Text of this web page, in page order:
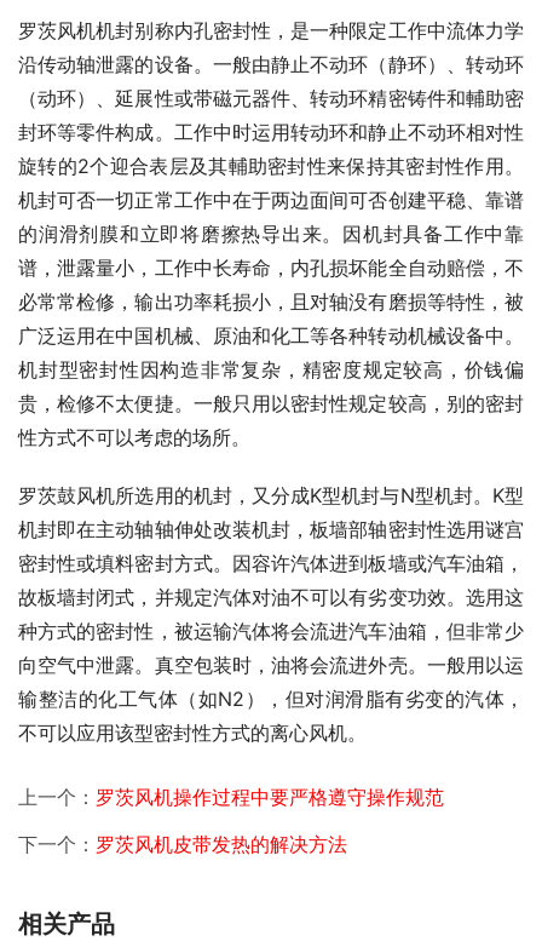
罗茨风机机封别称内孔密封性，是一种限定工作中流体力学
沿传动轴泄露的设备。一般由静止不动环（静环）、转动环
（动环）、延展性或带磁元器件、转动环精密铸件和輔助密
封环等零件构成。工作中时运用转动环和静止不动环相对性
旋转的2个迎合表层及其輔助密封性来保持其密封性作用。
机封可否一切正常工作中在于两边面间可否创建平稳、靠谱
的润滑剂膜和立即将磨擦热导出来。因机封具备工作中靠
谱，泄露量小，工作中长寿命，内孔损坏能全自动赔偿，不
必常常检修，输出功率耗损小，且对轴没有磨损等特性，被
广泛运用在中国机械、原油和化工等各种转动机械设备中。
机封型密封性因构造非常复杂，精密度规定较高，价钱偏
贵，检修不太便捷。一般只用以密封性规定较高，别的密封
性方式不可以考虑的场所。
罗茨鼓风机所选用的机封，又分成K型机封与N型机封。K型
机封即在主动轴轴伸处改装机封，板墙部轴密封性选用谜宫
密封性或填料密封方式。因容许汽体进到板墙或汽车油箱，
故板墙封闭式，并规定汽体对油不可以有劣变功效。选用这
种方式的密封性，被运输汽体将会流进汽车油箱，但非常少
向空气中泄露。真空包装时，油将会流进外壳。一般用以运
输整洁的化工气体（如N2），但对润滑脂有劣变的汽体，
不可以应用该型密封性方式的离心风机。
上一个： 罗茨风机操作过程中要严格遵守操作规范
下一个： 罗茨风机皮带发热的解决方法
相关产品